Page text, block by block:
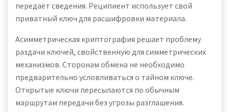
передаёт сведения. Реципиент использует свой
приватный ключ для расшифровки материала.
Асимметрическая криптография решает проблему
раздачи ключей, свойственную для симметрических
механизмов. Сторонам обмена не необходимо
предварительно условливаться о тайном ключе.
Открытые ключи пересылаются по обычным
маршрутам передачи без угрозы разглашения.